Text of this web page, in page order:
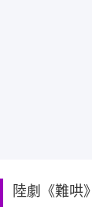
陸劇《難哄